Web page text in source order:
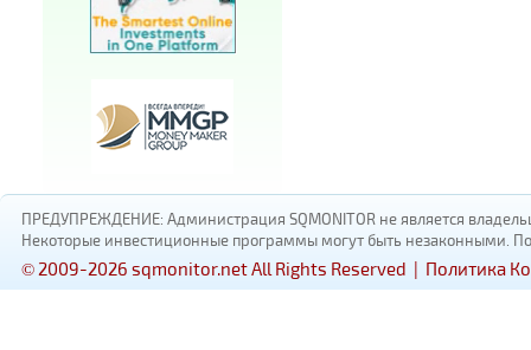
ПРЕДУПРЕЖДЕНИЕ: Администрация SQMONITOR не является
Некоторые инвестиционные программы могут быть незаконными.
© 2009-2026 sqmonitor.net All Rights Reserved | Политика